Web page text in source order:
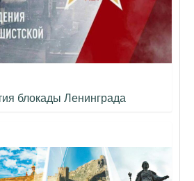
блокады Ленинграда